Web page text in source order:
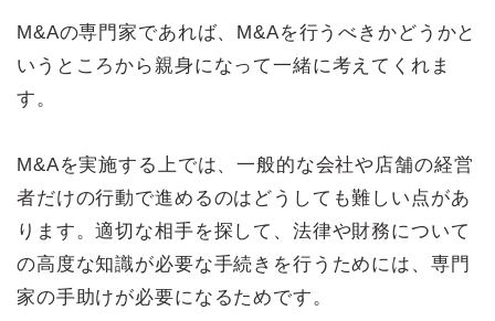
M&Aの専門家であれば、M&Aを行うべきかどうかと
いうところから親身になって一緒に考えてくれま
す。
M&Aを実施する上では、一般的な会社や店舗の経営
者だけの行動で進めるのはどうしても難しい点があ
ります。適切な相手を探して、法律や財務について
の高度な知識が必要な手続きを行うためには、専門
家の手助けが必要になるためです。